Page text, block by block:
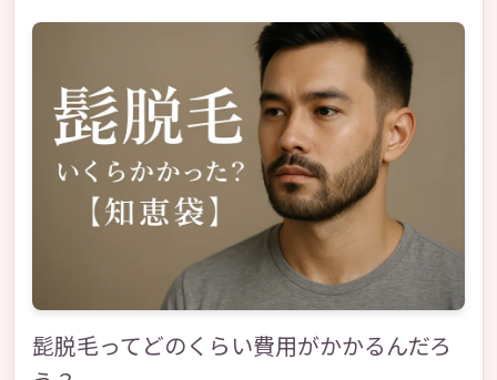
髭脱毛ってどのくらい費用がかかるんだろ